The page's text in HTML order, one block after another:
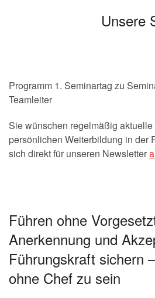
Programm 1. Seminartag zu
Teamleiter
Sie wünschen regelmäßig
persönlichen Weiterbildung in der
sich direkt für unseren Newsletter
Führen ohne
Anerkennung und
Führungskraft sichern
ohne Chef zu sein